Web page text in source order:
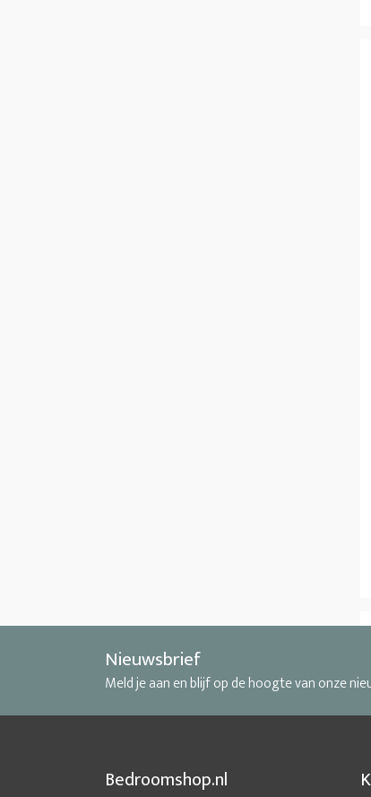
Nieuwsbrief
Meld je aan en blijf op de hoogte van onze
Bedroomshop.nl